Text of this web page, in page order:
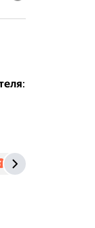
:
irecommend.ru